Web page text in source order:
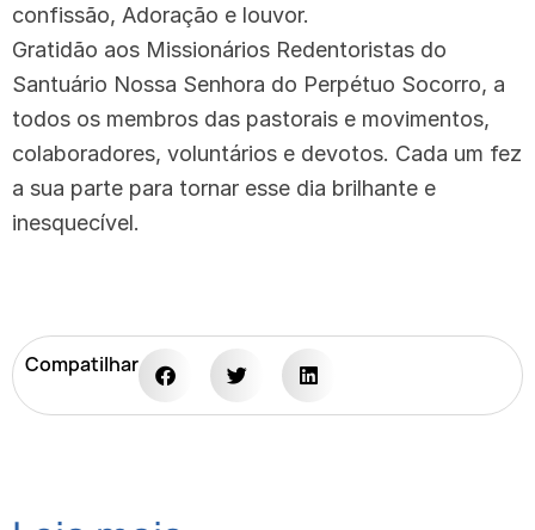
confissão, Adoração e louvor.
Gratidão aos Missionários Redentoristas do
Santuário Nossa Senhora do Perpétuo Socorro, a
todos os membros das pastorais e movimentos,
colaboradores, voluntários e devotos. Cada um fez
a sua parte para tornar esse dia brilhante e
inesquecível.
Compatilhar